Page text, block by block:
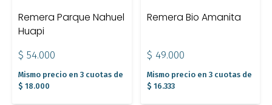
Remera Parque Nahuel
Huapi
$ 54.000
Mismo precio en 3 cuotas de
$ 18.000
Remera Bio Amanita
$ 49.000
Mismo precio en 3 cuotas de
$ 16.333